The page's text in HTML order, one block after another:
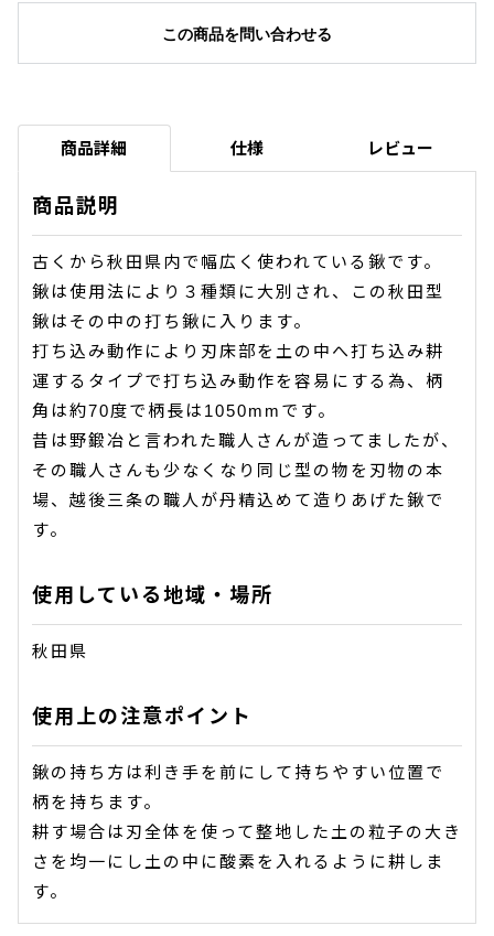
この商品を問い合わせる
商品詳細 仕様 レビュー
商品説明
古くから秋田県内で幅広く使われている鍬です。
鍬は使用法により３種類に大別され、この秋田型
鍬はその中の打ち鍬に入ります。
打ち込み動作により刃床部を土の中へ打ち込み耕
運するタイプで打ち込み動作を容易にする為、柄
角は約70度で柄長は1050mmです。
昔は野鍛冶と言われた職人さんが造ってましたが、
その職人さんも少なくなり同じ型の物を刃物の本
場、越後三条の職人が丹精込めて造りあげた鍬で
す。
使用している地域・場所
秋田県
使用上の注意ポイント
鍬の持ち方は利き手を前にして持ちやすい位置で
柄を持ちます。
耕す場合は刃全体を使って整地した土の粒子の大き
さを均一にし土の中に酸素を入れるように耕しま
す。